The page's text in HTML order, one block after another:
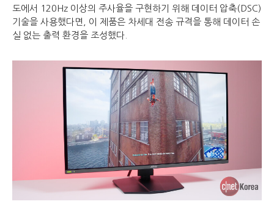
도에서 120Hz 이상의 주사율을 구현하기 위해 데이터 압축(DSC)
기술을 사용했다면, 이 제품은 차세대 전송 규격을 통해 데이터 손
실 없는 출력 환경을 조성했다.